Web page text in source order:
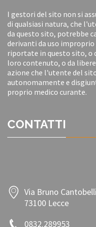
I gestori del sito non si
di qualsiasi natura, che
da questo sito, potrebbe
derivanti da uso
riportate in questo sito, o
loro contenuto, o da
azione che l'utente del
autonomamente e
proprio medico curante.
CONTATTI
Via Bruno
73100 Lecce
0832.289953